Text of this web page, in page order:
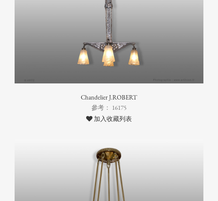
Chandelier J.ROBERT
參考： 16175
加入收藏列表